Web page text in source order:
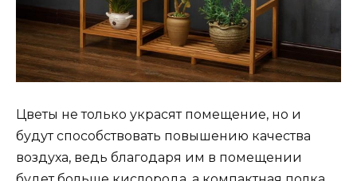
Цветы не только украсят помещение, но и
будут способствовать повышению качества
воздуха, ведь благодаря им в помещении